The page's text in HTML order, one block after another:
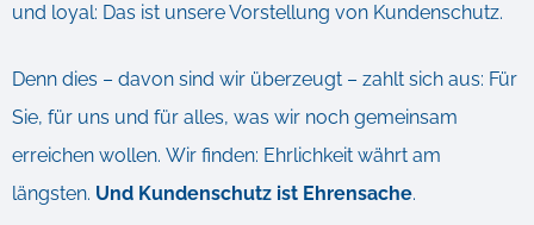
und loyal: Das ist unsere Vorstellung von Kundenschutz.
Denn dies – davon sind wir überzeugt – zahlt sich aus: Für
Sie, für uns und für alles, was wir noch gemeinsam
erreichen wollen. Wir finden: Ehrlichkeit währt am
längsten. Und Kundenschutz ist Ehrensache.